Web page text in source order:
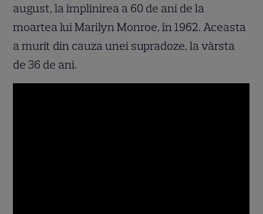
august, la împlinirea a 60 de ani de la
moartea lui Marilyn Monroe, în 1962. Aceasta
a murit din cauza unei supradoze, la vârsta
de 36 de ani.